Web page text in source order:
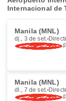
Internacional de
Manila (MNL)
dj., 3 de set.
Manila (MNL)
dl., 7 de set.